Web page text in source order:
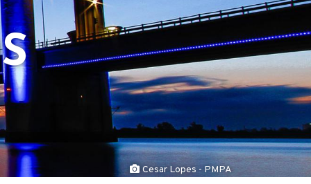
Cesar Lopes - PMPA